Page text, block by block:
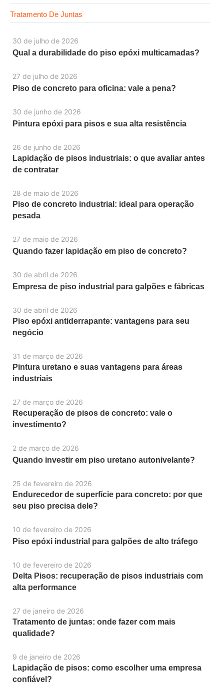
30 de julho de 2026
Qual a durabilidade do piso epóxi multicamadas?
27 de julho de 2026
Piso de concreto para oficina: vale a pena?
30 de junho de 2026
Pintura epóxi para pisos e sua alta resistência
26 de junho de 2026
Lapidação de pisos industriais: o que avaliar antes
de contratar
28 de maio de 2026
Piso de concreto industrial: ideal para operação
pesada
27 de maio de 2026
Quando fazer lapidação em piso de concreto?
30 de abril de 2026
Empresa de piso industrial para galpões e fábricas
30 de abril de 2026
Piso epóxi antiderrapante: vantagens para seu
negócio
31 de março de 2026
Pintura uretano e suas vantagens para áreas
industriais
27 de março de 2026
Recuperação de pisos de concreto: vale o
investimento?
2 de março de 2026
Quando investir em piso uretano autonivelante?
25 de fevereiro de 2026
Endurecedor de superfície para concreto: por que
seu piso precisa dele?
10 de fevereiro de 2026
Piso epóxi industrial para galpões de alto tráfego
10 de fevereiro de 2026
Delta Pisos: recuperação de pisos industriais com
alta performance
27 de janeiro de 2026
Tratamento de juntas: onde fazer com mais
qualidade?
9 de janeiro de 2026
Lapidação de pisos: como escolher uma empresa
confiável?
Tratamento De Juntas